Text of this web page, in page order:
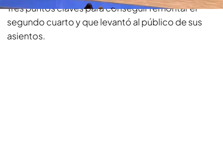
Tres puntos claves para conseguir remontar el
segundo cuarto y que levantó al público de sus
asientos.